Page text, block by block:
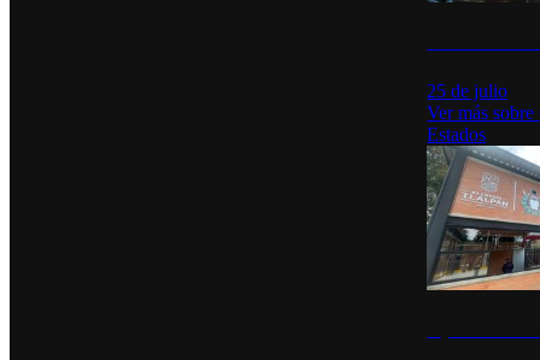
25 de julio
Ver más sobre
Estados